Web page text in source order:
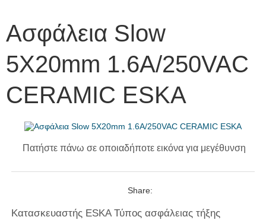
Ασφάλεια Slow
5X20mm 1.6A/250VAC
CERAMIC ESKA
Πατήστε πάνω σε οποιαδήποτε εικόνα για μεγέθυνση
Share:
Κατασκευαστής ESKA Τύπος ασφάλειας τήξης